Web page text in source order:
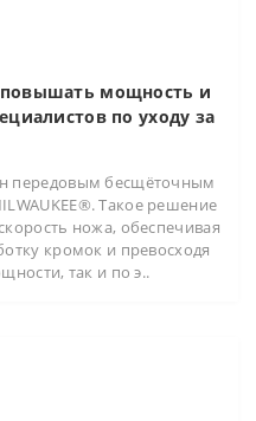
повышать мощность и
по уходу за
передовым бесщёточным
Такое решение
ножа, обеспечивая
кромок и превосходя
так и по э..